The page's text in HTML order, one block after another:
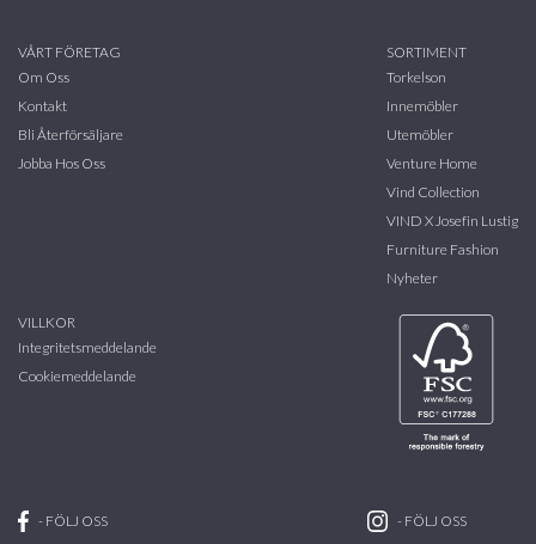
VÅRT FÖRETAG
Om Oss
Kontakt
Bli Återförsäljare
Jobba Hos Oss
SORTIMENT
Torkelson
Innemöbler
Utemöbler
Venture Home
Vind Collection
VIND X Josefin Lustig
Furniture Fashion
Nyheter
VILLKOR
Integritetsmeddelande
Cookiemeddelande
- FÖLJ OSS - FÖLJ OSS